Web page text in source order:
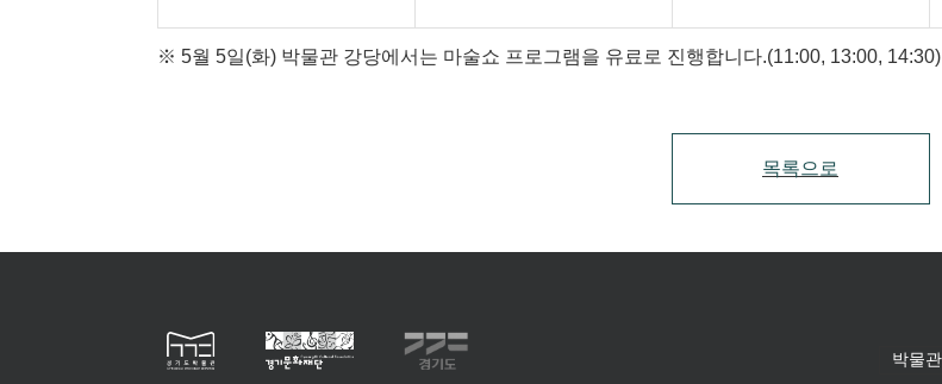
※ 5월 5일(화) 박물관 강당에서는 마술쇼 프로그램을 유료로 진행합니다.(11:00, 13:00, 14:30)
목록으로